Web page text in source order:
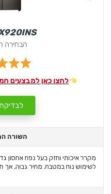
הבחירה
לחצו כאן למבצעים
השורה
מקרר איכותי וחזק בעל נפח אחסון
לשימוש נוח במטבח. מחיר גבוה, אך